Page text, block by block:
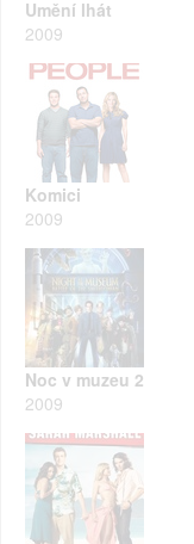
Umění lhát
2009
Komici
2009
Noc v muzeu 2
2009